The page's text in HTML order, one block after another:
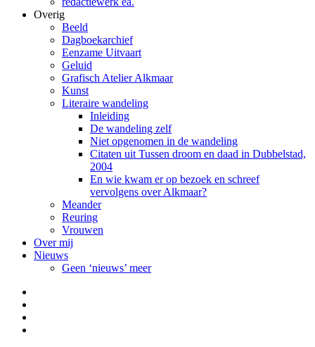
Overig
Beeld
Dagboekarchief
Eenzame Uitvaart
Geluid
Grafisch Atelier Alkmaar
Kunst
Literaire wandeling
Inleiding
De wandeling zelf
Niet opgenomen in de wandeling
Citaten uit Tussen droom en daad in Dubbelstad,
2004
En wie kwam er op bezoek en schreef
vervolgens over Alkmaar?
Meander
Reuring
Vrouwen
Over mij
Nieuws
Geen ‘nieuws’ meer